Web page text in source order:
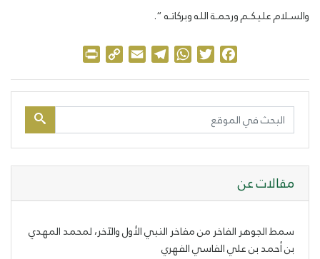
والسـلام عليكـم ورحمـة الله وبركاتـه “.
Facebook
Twitter
WhatsApp
Telegram
Email
Copy
مقالات عن
سمط الجوهر الفاخر من مفاخر النبي الأول والآخر، لمحمد المهدي
بن أحمد بن علي الفاسي الفهري